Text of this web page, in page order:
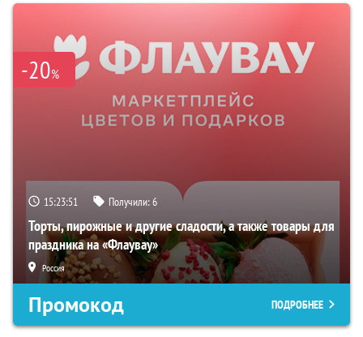
-20%
15:23:50 Получили:6
Торты, пирожные и другие сладости, а также товары для
праздника на «Флаувау»
Россия
Промокод ПОДРОБНЕЕ